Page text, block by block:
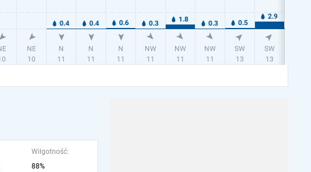
Wilgotność:
88%